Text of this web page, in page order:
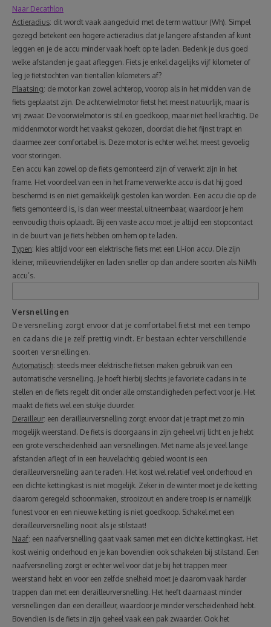
Naar Decathlon
Actieradius: dit wordt vaak aangeduid met de term wattuur (Wh). Simpel
gezegd betekent een hogere actieradius dat je langere afstanden af kunt
leggen en je de accu minder vaak hoeft op te laden. Bedenk je dus goed
welke afstanden je gaat afleggen. Fiets je enkel dagelijks vijf kilometer of
leg je fietstochten van tientallen kilometers af?
Plaatsing: de motor kan zowel achterop, voorop als in het midden van de
fiets geplaatst zijn. De achterwielmotor fietst het meest natuurlijk, maar is
vrij zwaar. De voorwielmotor is stil en goedkoop, maar niet heel krachtig. De
middenmotor wordt het vaakst gekozen, doordat die het fijnst trapt en
daarmee zeer comfortabel is. Deze motor is echter wel het meest gevoelig
voor storingen.
Een accu kan zowel op de fiets gemonteerd zijn of verwerkt zijn in het
frame. Het voordeel van een in het frame verwerkte accu is dat hij goed
beschermd is en niet gemakkelijk gestolen kan worden. Een accu die op de
fiets gemonteerd is, is dan weer meestal uitneembaar, waardoor je hem
eenvoudig thuis oplaadt. Bij een vaste accu moet je altijd een stopcontact
in de buurt van je fiets hebben om hem op te laden.
Typen: kies altijd voor een elektrische fiets met een Li-ion accu. Die zijn
kleiner, milieuvriendelijker en laden sneller op dan andere soorten als NiMh
accu’s.
Versnellingen
De versnelling zorgt ervoor dat je comfortabel fietst met een tempo
en cadans die je zelf prettig vindt. Er bestaan echter verschillende
soorten versnellingen.
Automatisch: steeds meer elektrische fietsen maken gebruik van een
automatische versnelling. Je hoeft hierbij slechts je favoriete cadans in te
stellen en de fiets regelt dit onder alle omstandigheden perfect voor je. Het
maakt de fiets wel een stukje duurder.
Derailleur: een derailleurversnelling zorgt ervoor dat je trapt met zo min
mogelijk weerstand. De fiets is doorgaans in zijn geheel vrij licht en je hebt
een grote verscheidenheid aan versnellingen. Met name als je veel lange
afstanden aflegt of in een heuvelachtig gebied woont is een
derailleurversnelling aan te raden. Het kost wel relatief veel onderhoud en
een dichte kettingkast is niet mogelijk. Zeker in de winter moet je de ketting
daarom geregeld schoonmaken, strooizout en andere troep is er namelijk
funest voor en een nieuwe ketting is niet goedkoop. Schakel met een
derailleurversnelling nooit als je stilstaat!
Naaf: een naafversnelling gaat vaak samen met een dichte kettingkast. Het
kost weinig onderhoud en je kan bovendien ook schakelen bij stilstand. Een
naafversnelling zorgt er echter wel voor dat je bij het trappen meer
weerstand hebt en voor een zelfde snelheid moet je daarom vaak harder
trappen dan met een derailleurversnelling. Het heeft daarnaast minder
versnellingen dan een derailleur, waardoor je minder verscheidenheid hebt.
Bovendien is de fiets in zijn geheel vaak een pak zwaarder. Ook het